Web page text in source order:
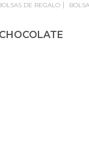
BOLSAS DE REGALO